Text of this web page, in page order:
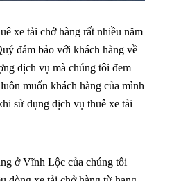
xe tải chở hàng rất nhiều năm
đảm bảo với khách hàng về
dịch vụ mà chúng tôi đem
muốn khách hàng của mình
sử dụng dịch vụ thuê xe tải
ở Vĩnh Lộc của chúng tôi